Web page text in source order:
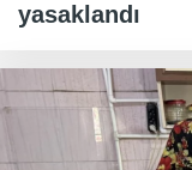
yasaklandı